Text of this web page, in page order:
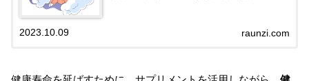
raunzi.com
2023.10.09